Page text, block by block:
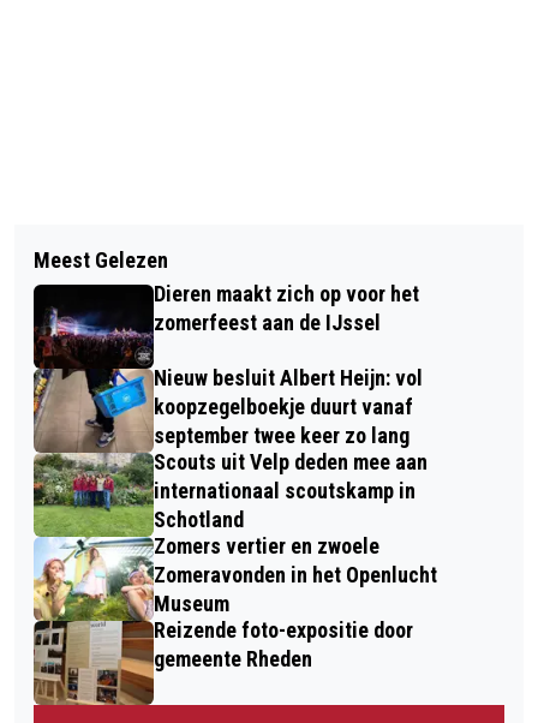
MOESTUINMEISJE ROOS MAAKT
MOESTUINIEREN MET KINDEREN NÓG
LEUKER
WANDELING LANGS BLOEIENDE HEIDE
EN SPOREN VAN DE TORNADO
Meest Gelezen
Dieren maakt zich op voor het
zomerfeest aan de IJssel
Nieuw besluit Albert Heijn: vol
koopzegelboekje duurt vanaf
september twee keer zo lang
Scouts uit Velp deden mee aan
internationaal scoutskamp in
Schotland
Zomers vertier en zwoele
Zomeravonden in het Openlucht
Museum
Reizende foto-expositie door
gemeente Rheden